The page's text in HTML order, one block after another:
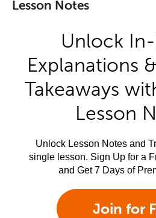
Lesson Notes
Unlock
Explanations
Takeaways
Lesson
Unlock Lesson Notes and
single lesson. Sign Up for a
and Get 7 Days of
Join for